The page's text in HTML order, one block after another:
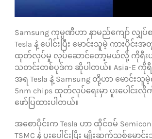
ဆက်သွယ်ရန်
Samsung ကုမ္ပဏီဟာ နာမည်ကျော် လျှ
Tesla နဲ့ ပေါင်းပြီး မောင်းသူမဲ့ ကားပိုင်း
ထုတ်လုပ်မှု လုပ်ဆောင်တော့မယ်လို့ ကိုရီး
သတင်းတစ်ပုဒ်က ဆိုပါတယ်။ Asia-E ကို
အရ Tesla နဲ့ Samsung တို့ဟာ မောင်း
5nm chips ထုတ်လုပ်ရေးမှာ ပူးပေါင်
ဖော်ပြထားပါတယ်။
အစောပိုင်းက Tesla ဟာ ထိုင်ဝမ်
TSMC နဲ့ ပူးပေါင်းပြီး မျိုးဆက်သစ်မော